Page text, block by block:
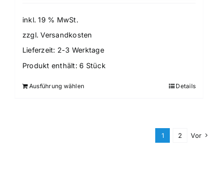
inkl. 19 % MwSt.
zzgl.Versandkosten
Lieferzeit: 2-3 Werktage
Produkt enthält: 6 Stück
Ausführung wählen Details
1 2 Vor